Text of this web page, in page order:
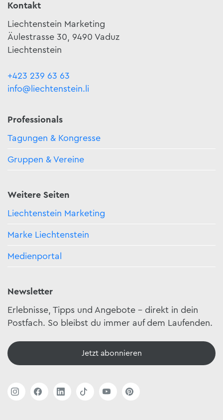
Kontakt
Liechtenstein Marketing
Äulestrasse 30, 9490 Vaduz
Liechtenstein
+423 239 63 63
info@liechtenstein.li
Professionals
Tagungen & Kongresse
Gruppen & Vereine
Weitere Seiten
Liechtenstein Marketing
Marke Liechtenstein
Medienportal
Newsletter
Erlebnisse, Tipps und Angebote – direkt in dein
Postfach. So bleibst du immer auf dem Laufenden.
Jetzt abonnieren